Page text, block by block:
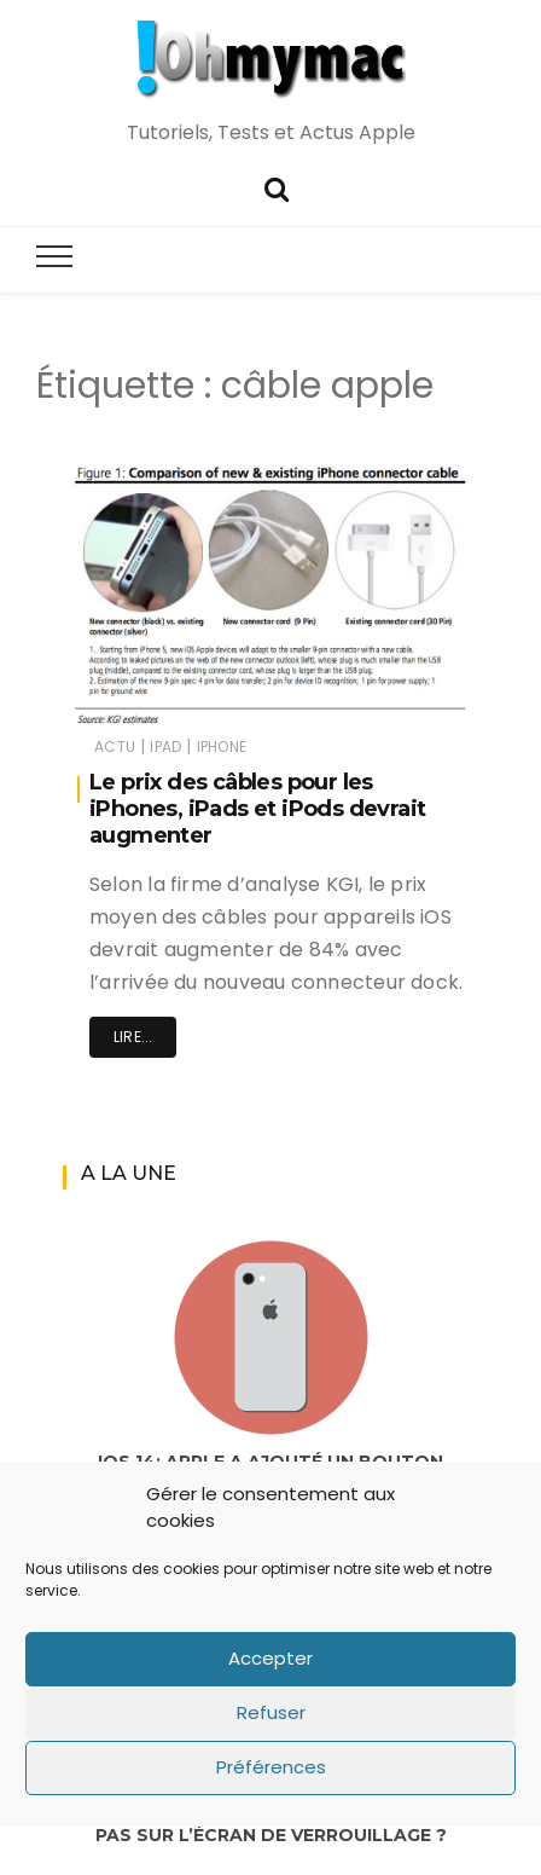
Gérer le consentement aux
cookies
Nous utilisons des cookies pour optimiser notre site web et notre
service.
Accepter
Refuser
Préférences
Tutoriels, Tests et Actus Apple
Étiquette : câble apple
ACTU | IPAD | IPHONE
Le prix des câbles pour les
iPhones, iPads et iPods devrait
augmenter
Selon la firme d’analyse KGI, le prix
moyen des câbles pour appareils iOS
devrait augmenter de 84% avec
l’arrivée du nouveau connecteur dock.
LIRE...
A LA UNE
IOS 14: APPLE A AJOUTÉ UN BOUTON
SECRET QUI A ÉCHAPPÉ À TOUT LE MONDE !
IOS: QUE FAIRE SI LE MINUTEUR NE S’AFFICHE
PAS SUR L’ÉCRAN DE VERROUILLAGE ?